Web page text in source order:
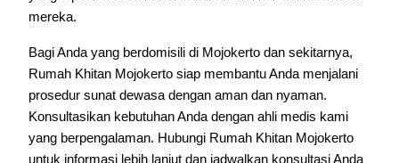
mereka.
Bagi Anda yang berdomisili di Mojokerto dan sekitarnya,
Rumah Khitan Mojokerto siap membantu Anda menjalani
prosedur sunat dewasa dengan aman dan nyaman.
Konsultasikan kebutuhan Anda dengan ahli medis kami
yang berpengalaman. Hubungi Rumah Khitan Mojokerto
untuk informasi lebih lanjut dan jadwalkan konsultasi Anda